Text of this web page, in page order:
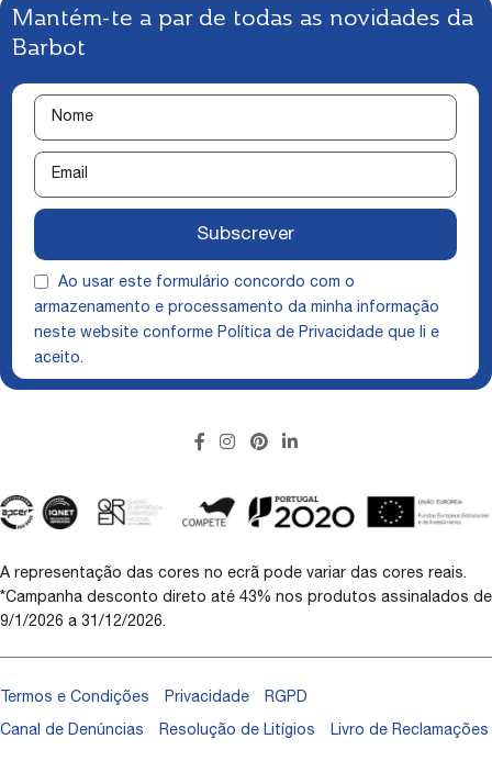
Mantém-te a par de todas as novidades da
Barbot
Ao usar este formulário concordo com o
armazenamento e processamento da minha informação
neste website conforme Política de Privacidade que li e
aceito.
Subscrever
A representação das cores no ecrã pode variar das cores reais.
*Campanha desconto direto até 43% nos produtos assinalados de
9/1/2026 a 31/12/2026.
Termos e Condições Privacidade RGPD
Canal de Denúncias Resolução de Litígios Livro de Reclamações